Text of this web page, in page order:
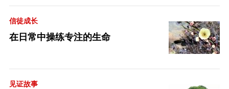
信徒成长
在日常中操练专注的生命
见证故事